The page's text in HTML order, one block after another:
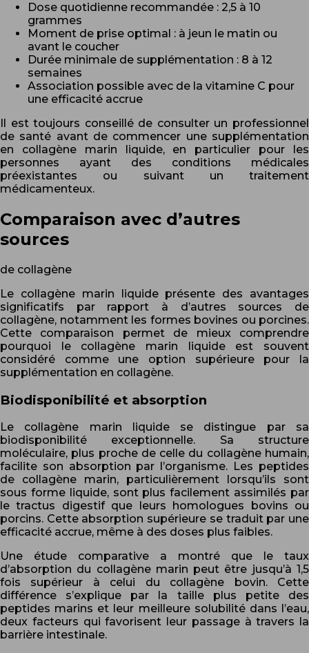
Dose quotidienne recommandée : 2,5 à 10
grammes
Moment de prise optimal : à jeun le matin ou
avant le coucher
Durée minimale de supplémentation : 8 à 12
semaines
Association possible avec de la vitamine C pour
une efficacité accrue
Il est toujours conseillé de consulter un professionnel
de santé avant de commencer une supplémentation
en collagène marin liquide, en particulier pour les
personnes ayant des conditions médicales
préexistantes ou suivant un traitement
médicamenteux.
Comparaison avec d’autres
sources
de collagène
Le collagène marin liquide présente des avantages
significatifs par rapport à d’autres sources de
collagène, notamment les formes bovines ou porcines.
Cette comparaison permet de mieux comprendre
pourquoi le collagène marin liquide est souvent
considéré comme une option supérieure pour la
supplémentation en collagène.
Biodisponibilité et absorption
Le collagène marin liquide se distingue par sa
biodisponibilité exceptionnelle. Sa structure
moléculaire, plus proche de celle du collagène humain,
facilite son absorption par l’organisme. Les peptides
de collagène marin, particulièrement lorsqu’ils sont
sous forme liquide, sont plus facilement assimilés par
le tractus digestif que leurs homologues bovins ou
porcins. Cette absorption supérieure se traduit par une
efficacité accrue, même à des doses plus faibles.
Une étude comparative a montré que le taux
d’absorption du collagène marin peut être jusqu’à 1,5
fois supérieur à celui du collagène bovin. Cette
différence s’explique par la taille plus petite des
peptides marins et leur meilleure solubilité dans l’eau,
deux facteurs qui favorisent leur passage à travers la
barrière intestinale.